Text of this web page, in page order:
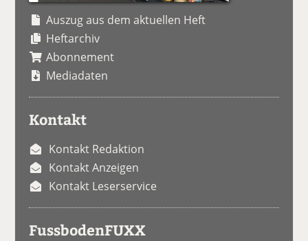
Auszug aus dem aktuellen Heft
Heftarchiv
Abonnement
Mediadaten
Kontakt
Kontakt Redaktion
Kontakt Anzeigen
Kontakt Leserservice
FussbodenFUXX